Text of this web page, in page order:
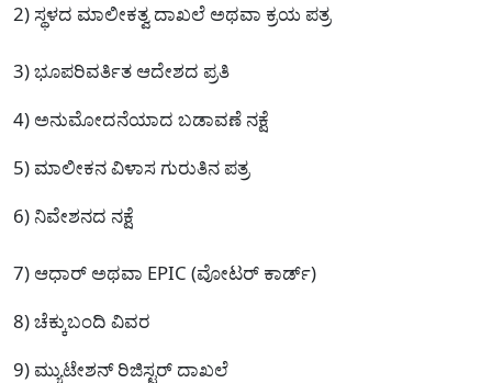
2) ಸ್ಥಳದ ಮಾಲೀಕತ್ವ ದಾಖಲೆ ಅಥವಾ ಕ್ರಯ ಪತ್ರ
3) ಭೂಪರಿವರ್ತಿತ ಆದೇಶದ ಪ್ರತಿ
4) ಅನುಮೋದನೆಯಾದ ಬಡಾವಣೆ ನಕ್ಷೆ
5) ಮಾಲೀಕನ ವಿಳಾಸ ಗುರುತಿನ ಪತ್ರ
6) ನಿವೇಶನದ ನಕ್ಷೆ
7) ಆಧಾರ್ ಅಥವಾ EPIC (ವೋಟರ್ ಕಾರ್ಡ್)
8) ಚೆಕ್ಕುಬಂದಿ ವಿವರ
9) ಮ್ಯುಟೇಶನ್ ರಿಜಿಸ್ಟರ್ ದಾಖಲೆ